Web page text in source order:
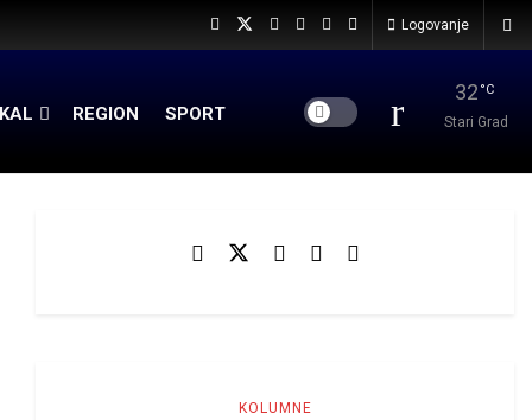
Logovanje
REGION SPORT
32 °C
Stari Grad
KOLUMNE